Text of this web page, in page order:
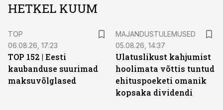
HETKEL KUUM
TOP
06.08.26, 17:23
TOP 152 | Eesti
kaubanduse suurimad
maksuvõlglased
MAJANDUSTULEMUSED
05.08.26, 14:37
Ulatuslikust kahjumist
hoolimata võttis tuntud
ehituspoeketi omanik
kopsaka dividendi